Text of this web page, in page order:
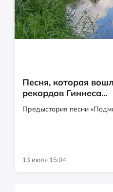
Песня, которая
рекордов Гиннеса...
Предыстория песни
13 июля 15:04